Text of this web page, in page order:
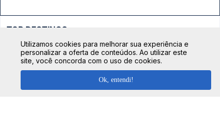
TOP DESTINOS
Ônibus Rio de Janeiro
Ônibus São Paulo
TOP VIAÇÕES
Passagens Cometa
Passagens Gontijo
Utilizamos cookies para melhorar sua experiência e
personalizar a oferta de conteúdos. Ao utilizar este
site, você concorda com o uso de cookies.
Ok, entendi!